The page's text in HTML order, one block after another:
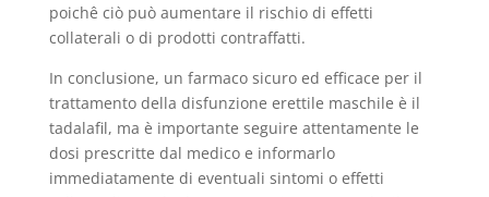
poichê ciò può aumentare il rischio di effetti
collaterali o di prodotti contraffatti.
In conclusione, un farmaco sicuro ed efficace per il
trattamento della disfunzione erettile maschile è il
tadalafil, ma è importante seguire attentamente le
dosi prescritte dal medico e informarlo
immediatamente di eventuali sintomi o effetti